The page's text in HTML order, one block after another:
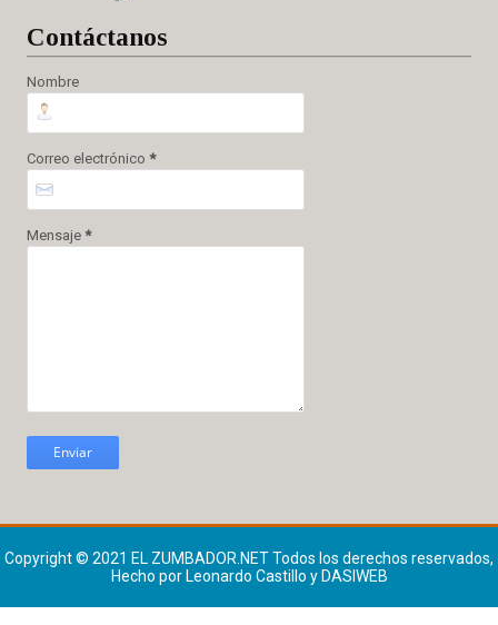
Contáctanos
Nombre
Correo electrónico *
Mensaje *
Copyright © 2021 EL ZUMBADOR.NETTodos los derechos reservados,
Hecho por Leonardo Castillo y DASIWEB